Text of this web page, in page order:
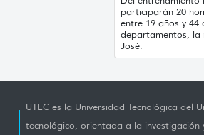
participarán 20
entre 19 años y 44
departamentos, la
José.
UTEC es la Universidad Tecnológica del
tecnológico, orientada a la